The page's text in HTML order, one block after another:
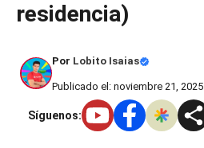
residencia)
Por Lobito Isaias
Publicado el: noviembre 21, 2025
Síguenos: